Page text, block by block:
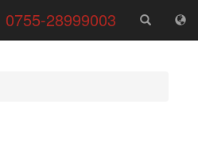
服
务
0755-28999003